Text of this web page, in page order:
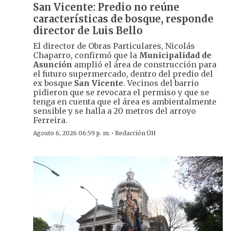
San Vicente: Predio no reúne
características de bosque, responde
director de Luis Bello
El director de Obras Particulares, Nicolás
Chaparro, confirmó que la Municipalidad de
Asunción amplió el área de construcción para
el futuro supermercado, dentro del predio del
ex bosque San Vicente. Vecinos del barrio
pidieron que se revocara el permiso y que se
tenga en cuenta que el área es ambientalmente
sensible y se halla a 20 metros del arroyo
Ferreira.
Agosto 6, 2026 06:59 p. m. · Redacción ÚH